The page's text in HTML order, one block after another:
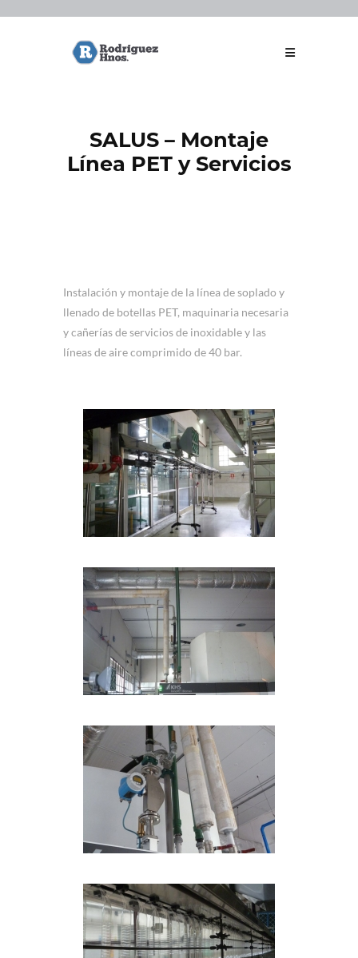
SALUS – Montaje
Línea PET y Servicios
Instalación y montaje de la línea de soplado y
llenado de botellas PET, maquinaria necesaria
y cañerías de servicios de inoxidable y las
líneas de aire comprimido de 40 bar.